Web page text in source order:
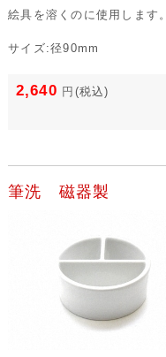
絵具を溶くのに使用します。
サイズ:径90mm
2,640 円 (税込)
筆洗 磁器製